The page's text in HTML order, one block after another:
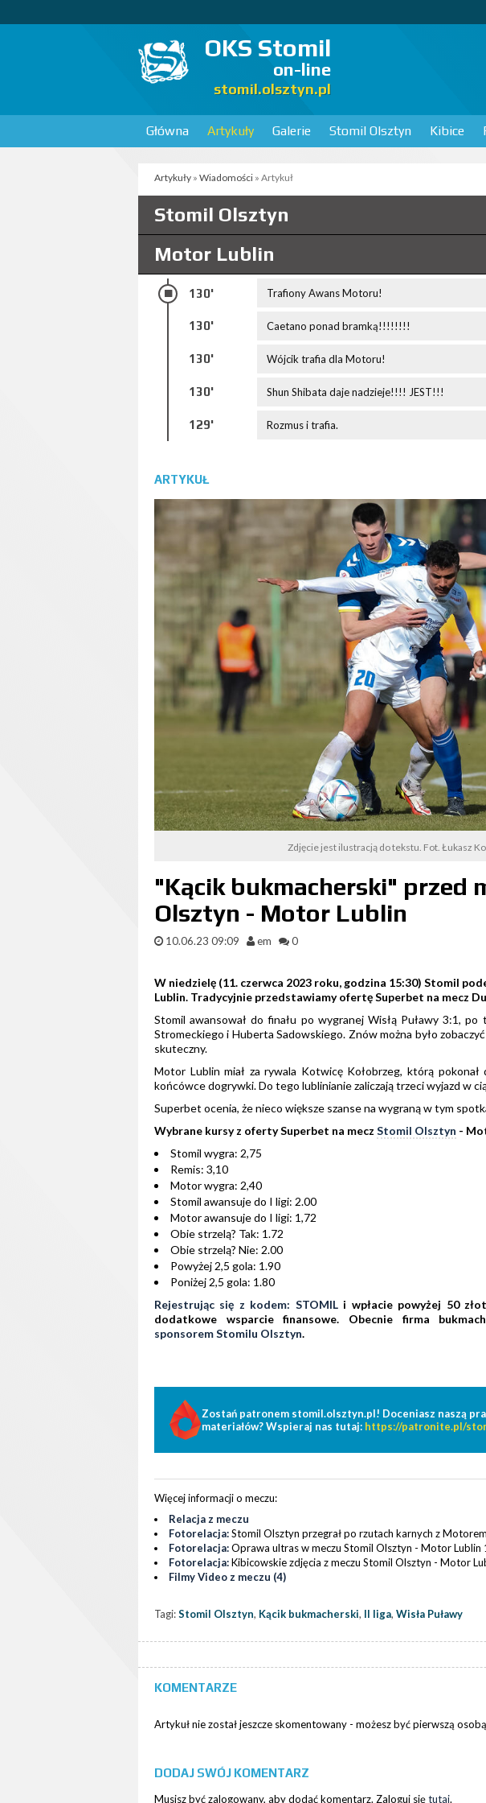
OKS Stomil
on-line
stomil.olsztyn.pl
Główna Artykuły Galerie Stomil Olsztyn Kibice
Artykuły » Wiadomości » Artykuł
Stomil Olsztyn
Motor Lublin
130' Trafiony Awans Motoru!
130' Caetano ponad bramką!!!!!!!!
130' Wójcik trafia dla Motoru!
130' Shun Shibata daje nadzieje!!!! JEST!!!
129' Rozmus i trafia.
ARTYKUŁ
Zdjęcie jest ilustracją do tekstu. Fot. Łukasz
"Kącik bukmacherski" przed
Olsztyn - Motor Lublin
10.06.23 09:09 em 0
W niedzielę (11. czerwca 2023 roku, godzina 15:30) Stomil
Lublin. Tradycyjnie przedstawiamy ofertę Superbet na mecz
Stomil awansował do finału po wygranej Wisłą Puławy 3:1,
Stromeckiego i Huberta Sadowskiego. Znów można było
skuteczny.
Motor Lublin miał za rywala Kotwicę Kołobrzeg, którą
końcówce dogrywki. Do tego lublinianie zaliczają trzeci wyjazd w
Superbet ocenia, że nieco większe szanse na wygraną w tym
Wybrane kursy z oferty Superbet na mecz Stomil Olsztyn -
Stomil wygra: 2,75
Remis: 3,10
Motor wygra: 2,40
Stomil awansuje do I ligi: 2.00
Motor awansuje do I ligi: 1,72
Obie strzelą? Tak: 1.72
Obie strzelą? Nie: 2.00
Powyżej 2,5 gola: 1.90
Poniżej 2,5 gola: 1.80
Rejestrując się z kodem: STOMILi wpłacie powyżej 50
dodatkowe wsparcie finansowe. Obecnie firma
sponsorem Stomilu Olsztyn.
Zostań patronem stomil.olsztyn.pl! Doceniasz naszą
materiałów? Wspieraj nas tutaj: https://patronite.pl/
Więcej informacji o meczu:
Relacja z meczu
Fotorelacja:Stomil Olsztyn przegrał po rzutach karnych z
Fotorelacja:Oprawa ultras w meczu Stomil Olsztyn - Motor Lublin
Fotorelacja:Kibicowskie zdjęcia z meczu Stomil Olsztyn - Motor
Filmy Video z meczu (4)
Tagi:Stomil Olsztyn, Kącik bukmacherski, II liga, Wisła Puławy
KOMENTARZE
Artykuł nie został jeszcze skomentowany - możesz być pierwszą
DODAJ SWÓJ KOMENTARZ
Musisz być zalogowany, aby dodać komentarz. Zaloguj siętutaj.